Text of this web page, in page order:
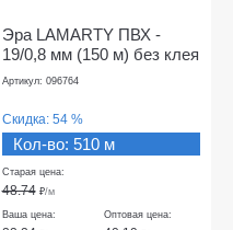
Эра LAMARTY ПВХ -
19/0,8 мм (150 м) без клея
Артикул: 096764
Скидка: 54 %
Кол-во: 510 м
Старая цена:
48.74 ₽/м
Ваша цена: Оптовая цена: